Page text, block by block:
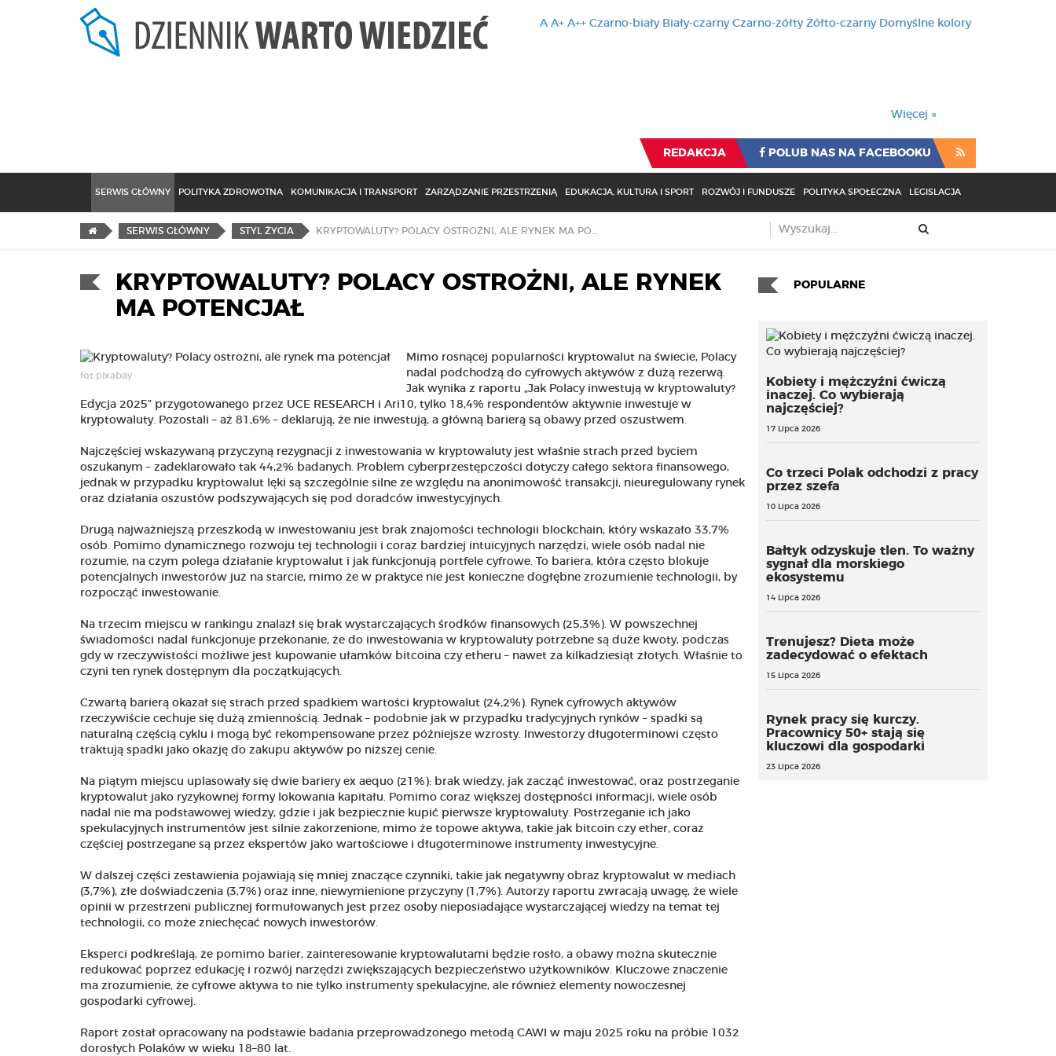
A A+ A++ Czarno-biały Biały-czarny Czarno-żółty Żółto-czarny Domyślne kolory
Więcej »
REDAKCJA POLUB NAS NA FACEBOOKU
SERWIS GŁÓWNY POLITYKA ZDROWOTNA KOMUNIKACJA I TRANSPORT ZARZĄDZANIE PRZESTRZENIĄ EDUKACJA, KULTURA I SPORT ROZWÓJ I FUNDUSZE POLITYKA SPOŁECZNA LEGISLACJA
SERWIS GŁÓWNY STYL ŻYCIA
KRYPTOWALUTY? POLACY OSTROŻNI, ALE RYNEK
MA POTENCJAŁ
fot.pixabay
Mimo rosnącej popularności kryptowalut na świecie, Polacy
nadal podchodzą do cyfrowych aktywów z dużą rezerwą.
Jak wynika z raportu „Jak Polacy inwestują w kryptowaluty?
Edycja 2025” przygotowanego przez UCE RESEARCH i Ari10, tylko 18,4% respondentów aktywnie inwestuje w
kryptowaluty. Pozostali – aż 81,6% – deklarują, że nie inwestują, a główną barierą są obawy przed oszustwem.
Najczęściej wskazywaną przyczyną rezygnacji z inwestowania w kryptowaluty jest właśnie strach przed byciem
oszukanym – zadeklarowało tak 44,2% badanych. Problem cyberprzestępczości dotyczy całego sektora finansowego,
jednak w przypadku kryptowalut lęki są szczególnie silne ze względu na anonimowość transakcji, nieuregulowany rynek
oraz działania oszustów podszywających się pod doradców inwestycyjnych.
Drugą najważniejszą przeszkodą w inwestowaniu jest brak znajomości technologii blockchain, który wskazało 33,7%
osób. Pomimo dynamicznego rozwoju tej technologii i coraz bardziej intuicyjnych narzędzi, wiele osób nadal nie
rozumie, na czym polega działanie kryptowalut i jak funkcjonują portfele cyfrowe. To bariera, która często blokuje
potencjalnych inwestorów już na starcie, mimo że w praktyce nie jest konieczne dogłębne zrozumienie technologii, by
rozpocząć inwestowanie.
Na trzecim miejscu w rankingu znalazł się brak wystarczających środków finansowych (25,3%). W powszechnej
świadomości nadal funkcjonuje przekonanie, że do inwestowania w kryptowaluty potrzebne są duże kwoty, podczas
gdy w rzeczywistości możliwe jest kupowanie ułamków bitcoina czy etheru – nawet za kilkadziesiąt złotych. Właśnie to
czyni ten rynek dostępnym dla początkujących.
Czwartą barierą okazał się strach przed spadkiem wartości kryptowalut (24,2%). Rynek cyfrowych aktywów
rzeczywiście cechuje się dużą zmiennością. Jednak – podobnie jak w przypadku tradycyjnych rynków – spadki są
naturalną częścią cyklu i mogą być rekompensowane przez późniejsze wzrosty. Inwestorzy długoterminowi często
traktują spadki jako okazję do zakupu aktywów po niższej cenie.
Na piątym miejscu uplasowały się dwie bariery ex aequo (21%): brak wiedzy, jak zacząć inwestować, oraz postrzeganie
kryptowalut jako ryzykownej formy lokowania kapitału. Pomimo coraz większej dostępności informacji, wiele osób
nadal nie ma podstawowej wiedzy, gdzie i jak bezpiecznie kupić pierwsze kryptowaluty. Postrzeganie ich jako
spekulacyjnych instrumentów jest silnie zakorzenione, mimo że topowe aktywa, takie jak bitcoin czy ether, coraz
częściej postrzegane są przez ekspertów jako wartościowe i długoterminowe instrumenty inwestycyjne.
W dalszej części zestawienia pojawiają się mniej znaczące czynniki, takie jak negatywny obraz kryptowalut w mediach
(3,7%), złe doświadczenia (3,7%) oraz inne, niewymienione przyczyny (1,7%). Autorzy raportu zwracają uwagę, że wiele
opinii w przestrzeni publicznej formułowanych jest przez osoby nieposiadające wystarczającej wiedzy na temat tej
technologii, co może zniechęcać nowych inwestorów.
Eksperci podkreślają, że pomimo barier, zainteresowanie kryptowalutami będzie rosło, a obawy można skutecznie
redukować poprzez edukację i rozwój narzędzi zwiększających bezpieczeństwo użytkowników. Kluczowe znaczenie
ma zrozumienie, że cyfrowe aktywa to nie tylko instrumenty spekulacyjne, ale również elementy nowoczesnej
gospodarki cyfrowej.
Raport został opracowany na podstawie badania przeprowadzonego metodą CAWI w maju 2025 roku na próbie 1032
dorosłych Polaków w wieku 18–80 lat.
POPULARNE
Kobiety i mężczyźni ćwiczą
inaczej. Co wybierają
najczęściej?
17 Lipca 2026
Co trzeci Polak odchodzi z pracy
przez szefa
10 Lipca 2026
Bałtyk odzyskuje tlen. To ważny
sygnał dla morskiego
ekosystemu
14 Lipca 2026
Trenujesz? Dieta może
zadecydować o efektach
15 Lipca 2026
Rynek pracy się kurczy.
Pracownicy 50+ stają się
kluczowi dla gospodarki
23 Lipca 2026